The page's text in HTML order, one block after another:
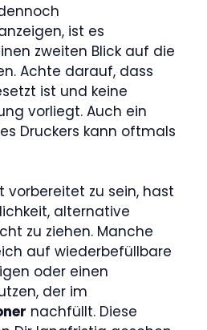
ist es
zweiten Blick auf die
Achte darauf, dass
ist und keine
vorliegt. Auch ein
Druckers kann oftmals
vorbereitet zu sein, hast
alternative
zu ziehen. Manche
auf wiederbefüllbare
oder einen
der im
nachfüllt. Diese